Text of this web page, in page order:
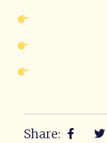
Share: